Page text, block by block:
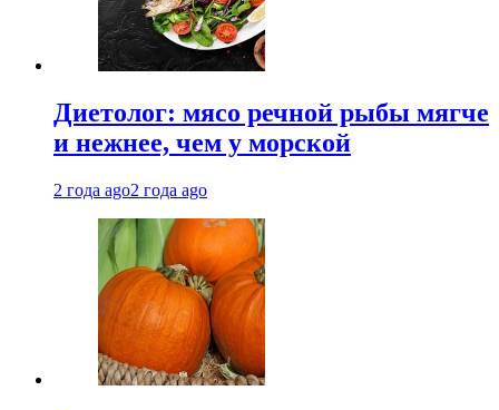
Диетолог: мясо речной рыбы мягче
и нежнее, чем у морской
2 года ago2 года ago